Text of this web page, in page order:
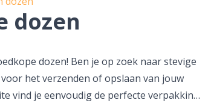
dozen
dozen! Ben je op zoek naar stevige
het verzenden of opslaan van jouw
vind je eenvoudig de perfecte verpakking